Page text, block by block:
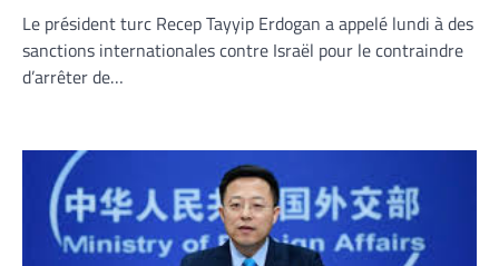
Le président turc Recep Tayyip Erdogan a appelé lundi à des
sanctions internationales contre Israël pour le contraindre
d’arrêter de…